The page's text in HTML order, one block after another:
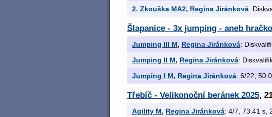
2. Zkouška MA2, Regina Jiránková:
Šlapanice - 3x jumping - aneb
Jumping III M, Regina Jiránková:
Jumping II M, Regina Jiránková:
Jumping I M, Regina Jiránková: 6/22,
Třebíč - Velikonoční beránek 2025,
Agility M, Regina Jiránková: 4/7, 73.41 s,